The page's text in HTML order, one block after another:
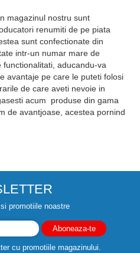
magazinul nostru sunt
renumiti de pe piata
sunt confectionate din
intr-un numar mare de
aducandu-va
avantaje pe care le puteti folosi
de care aveti nevoie in
acum produse din gama
de avantjoase, acestea pornind
promotiile noastre
cu promotiile magazinului.